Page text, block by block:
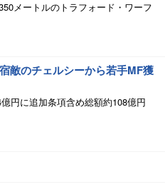
メートルのトラフォード・ワーフ
敵のチェルシーから若手MF獲
円に追加条項含め総額約108億円